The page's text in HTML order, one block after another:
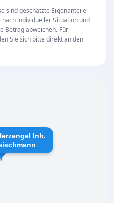
es, den Betreuten
Lebensqualität zu
auch ein würdevolles
Pflege und
im
sind geschätzte Eigenanteile
individueller Situation und
Betrag abweichen. Für
Sie sich bitte direkt an den
Inh.